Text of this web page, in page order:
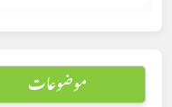
موضوعات